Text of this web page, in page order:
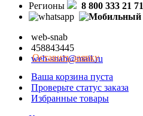
Регионы
8 800 333 21 71
web-snab
458843445
web-snab@mail.ru
Оставить заявку
Ваша корзина пуста
Проверьте статус заказа
Избранные товары